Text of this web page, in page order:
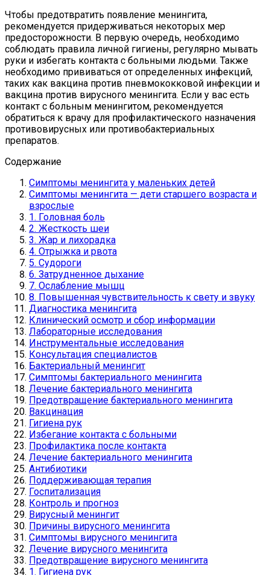
Чтобы предотвратить появление менингита,
рекомендуется придерживаться некоторых мер
предосторожности. В первую очередь, необходимо
соблюдать правила личной гигиены, регулярно мывать
руки и избегать контакта с больными людьми. Также
необходимо прививаться от определенных инфекций,
таких как вакцина против пневмококковой инфекции и
вакцина против вирусного менингита. Если у вас есть
контакт с больным менингитом, рекомендуется
обратиться к врачу для профилактического назначения
противовирусных или противобактериальных
препаратов.
Содержание
Симптомы менингита у маленьких детей
Симптомы менингита — дети старшего возраста и
взрослые
1. Головная боль
2. Жесткость шеи
3. Жар и лихорадка
4. Отрыжка и рвота
5. Судороги
6. Затрудненное дыхание
7. Ослабление мышц
8. Повышенная чувствительность к свету и звуку
Диагностика менингита
Клинический осмотр и сбор информации
Лабораторные исследования
Инструментальные исследования
Консультация специалистов
Бактериальный менингит
Симптомы бактериального менингита
Лечение бактериального менингита
Предотвращение бактериального менингита
Вакцинация
Гигиена рук
Избегание контакта с больными
Профилактика после контакта
Лечение бактериального менингита
Антибиотики
Поддерживающая терапия
Госпитализация
Контроль и прогноз
Вирусный менингит
Причины вирусного менингита
Симптомы вирусного менингита
Лечение вирусного менингита
Предотвращение вирусного менингита
1. Гигиена рук